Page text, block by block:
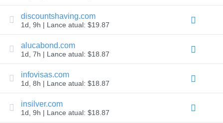
Transferência
Transferência
de
Domínio
Transferência
em
massa
de
domínios
TLD
Preços
dos
Domínios
Vendas
de
discountshaving.com
1d, 9h | Lance atual: $19.87
alucabond.com
1d, 7h | Lance atual: $18.87
infovisas.com
1d, 8h | Lance atual: $18.87
insilver.com
1d, 9h | Lance atual: $18.87